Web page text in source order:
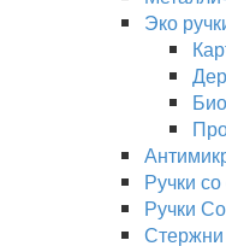
Эко
Ручки
Ручки